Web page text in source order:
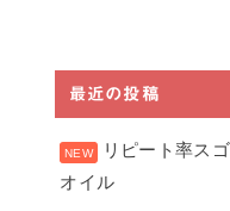
最近の投稿
リピート率ス
オイル